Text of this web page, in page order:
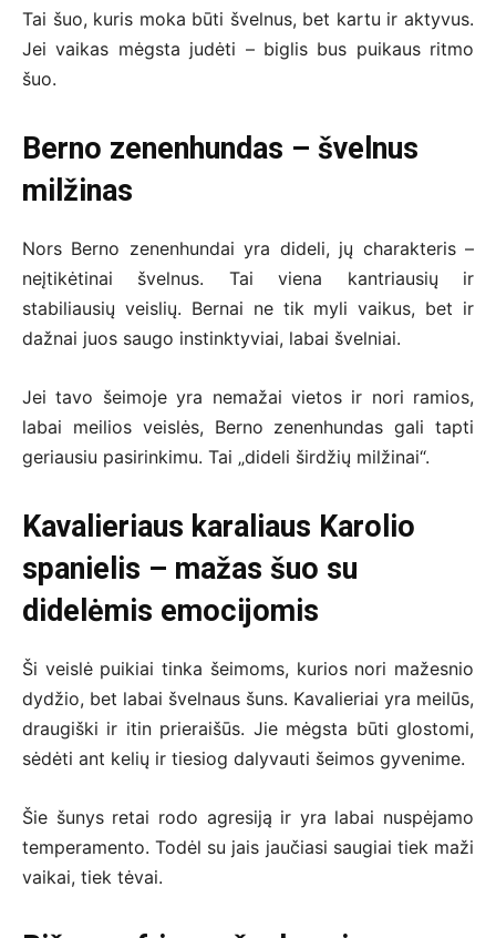
Tai šuo, kuris moka būti švelnus, bet kartu ir aktyvus.
Jei vaikas mėgsta judėti – biglis bus puikaus ritmo
šuo.
Berno zenenhundas – švelnus
milžinas
Nors Berno zenenhundai yra dideli, jų charakteris –
neįtikėtinai švelnus. Tai viena kantriausių ir
stabiliausių veislių. Bernai ne tik myli vaikus, bet ir
dažnai juos saugo instinktyviai, labai švelniai.
Jei tavo šeimoje yra nemažai vietos ir nori ramios,
labai meilios veislės, Berno zenenhundas gali tapti
geriausiu pasirinkimu. Tai „dideli širdžių milžinai“.
Kavalieriaus karaliaus Karolio
spanielis – mažas šuo su
didelėmis emocijomis
Ši veislė puikiai tinka šeimoms, kurios nori mažesnio
dydžio, bet labai švelnaus šuns. Kavalieriai yra meilūs,
draugiški ir itin prieraišūs. Jie mėgsta būti glostomi,
sėdėti ant kelių ir tiesiog dalyvauti šeimos gyvenime.
Šie šunys retai rodo agresiją ir yra labai nuspėjamo
temperamento. Todėl su jais jaučiasi saugiai tiek maži
vaikai, tiek tėvai.